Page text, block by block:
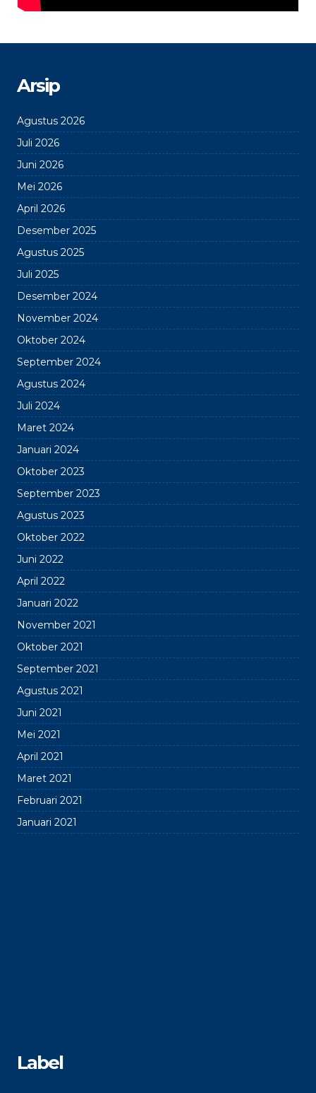
Arsip
Agustus 2026
Juli 2026
Juni 2026
Mei 2026
April 2026
Desember 2025
Agustus 2025
Juli 2025
Desember 2024
November 2024
Oktober 2024
September 2024
Agustus 2024
Juli 2024
Maret 2024
Januari 2024
Oktober 2023
September 2023
Agustus 2023
Oktober 2022
Juni 2022
April 2022
Januari 2022
November 2021
Oktober 2021
September 2021
Agustus 2021
Juni 2021
Mei 2021
April 2021
Maret 2021
Februari 2021
Januari 2021
Label